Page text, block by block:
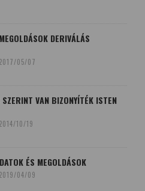
DERIVÁLÁS
2017/05/07
VAN BIZONYÍTÉK ISTEN
2014/10/19
ÉS MEGOLDÁSOK
2019/04/09